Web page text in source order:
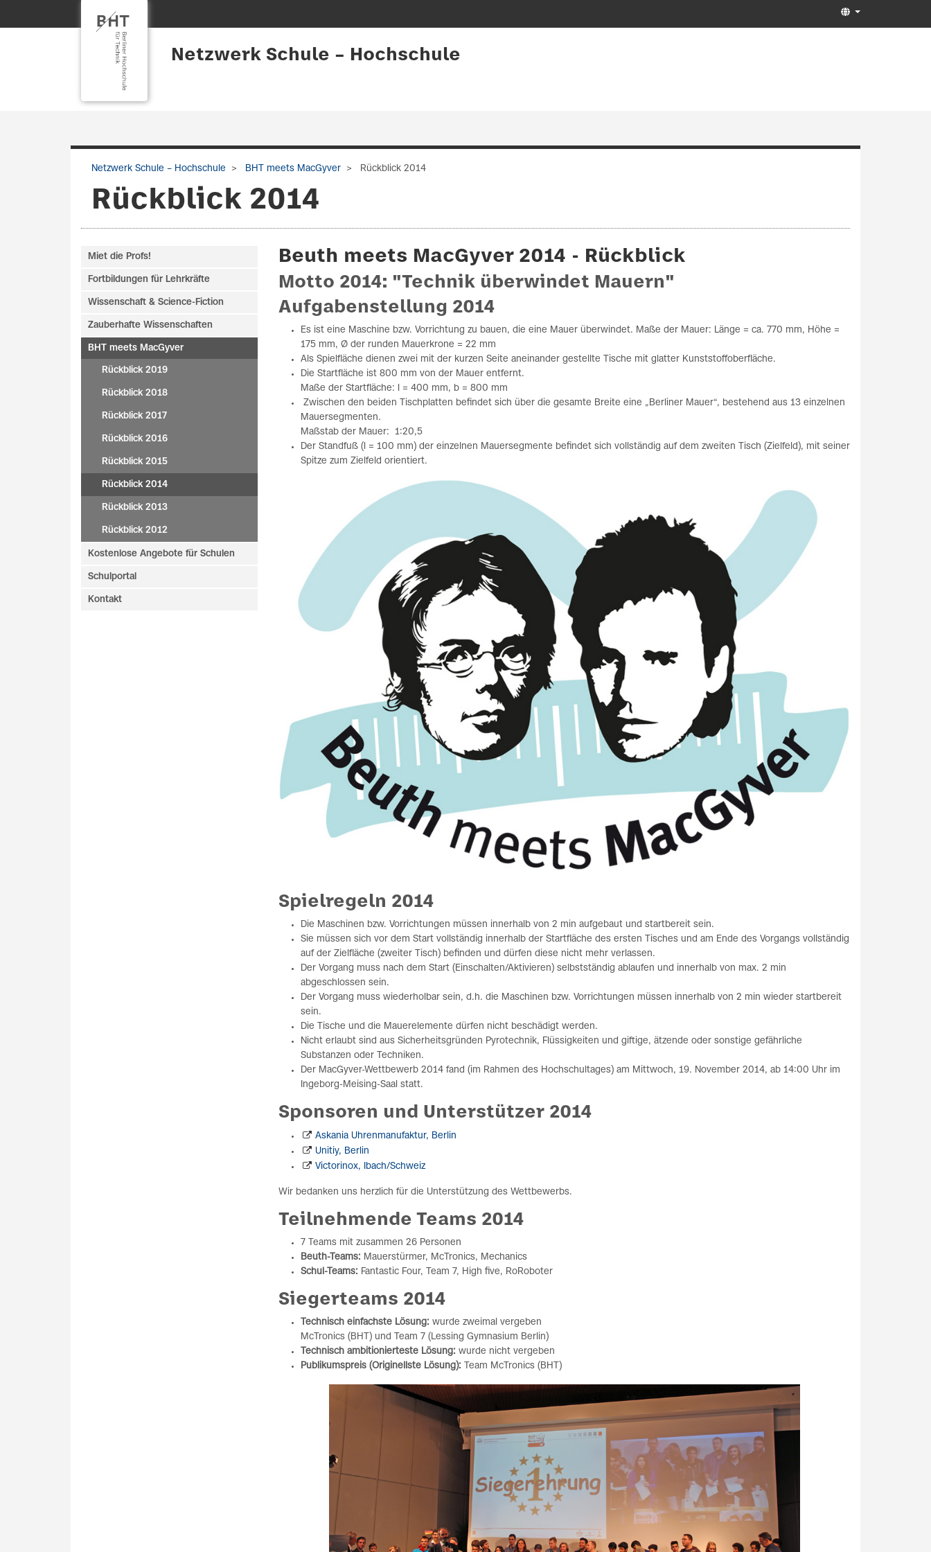
Netzwerk Schule – Hochschule
Netzwerk Schule – Hochschule BHT meets MacGyver Rückblick 2014
Rückblick 2014
Beuth meets MacGyver 2014 - Rückblick
Motto 2014: "Technik überwindet Mauern"
Aufgabenstellung 2014
Es ist eine Maschine bzw. Vorrichtung zu bauen, die eine Mauer überwindet. Maße der Mauer: Länge = ca. 770 mm, Höhe =
175 mm, Ø der runden Mauerkrone = 22 mm
Als Spielfläche dienen zwei mit der kurzen Seite aneinander gestellte Tische mit glatter Kunststoffoberfläche.
Die Startfläche ist 800 mm von der Mauer entfernt.
Maße der Startfläche: l = 400 mm, b = 800 mm
Zwischen den beiden Tischplatten befindet sich über die gesamte Breite eine „Berliner Mauer“, bestehend aus 13 einzelnen
Mauersegmenten.
Maßstab der Mauer: 1:20,5
Der Standfuß (l = 100 mm) der einzelnen Mauersegmente befindet sich vollständig auf dem zweiten Tisch (Zielfeld), mit seiner
Spitze zum Zielfeld orientiert.
Spielregeln 2014
Die Maschinen bzw. Vorrichtungen müssen innerhalb von 2 min aufgebaut und startbereit sein.
Sie müssen sich vor dem Start vollständig innerhalb der Startfläche des ersten Tisches und am Ende des Vorgangs vollständig
auf der Zielfläche (zweiter Tisch) befinden und dürfen diese nicht mehr verlassen.
Der Vorgang muss nach dem Start (Einschalten/Aktivieren) selbstständig ablaufen und innerhalb von max. 2 min
abgeschlossen sein.
Der Vorgang muss wiederholbar sein, d.h. die Maschinen bzw. Vorrichtungen müssen innerhalb von 2 min wieder startbereit
sein.
Die Tische und die Mauerelemente dürfen nicht beschädigt werden.
Nicht erlaubt sind aus Sicherheitsgründen Pyrotechnik, Flüssigkeiten und giftige, ätzende oder sonstige gefährliche
Substanzen oder Techniken.
Der MacGyver-Wettbewerb 2014 fand (im Rahmen des Hochschultages) am Mittwoch, 19. November 2014, ab 14:00 Uhr im
Ingeborg-Meising-Saal statt.
Sponsoren und Unterstützer 2014
Askania Uhrenmanufaktur, Berlin
Unitiy, Berlin
Victorinox, Ibach/Schweiz
Wir bedanken uns herzlich für die Unterstützung des Wettbewerbs.
Teilnehmende Teams 2014
7 Teams mit zusammen 26 Personen
Beuth-Teams: Mauerstürmer, McTronics, Mechanics
Schul-Teams: Fantastic Four, Team 7, High five, RoRoboter
Siegerteams 2014
Technisch einfachste Lösung: wurde zweimal vergeben
McTronics (BHT) und Team 7 (Lessing Gymnasium Berlin)
Technisch ambitionierteste Lösung: wurde nicht vergeben
Publikumspreis (Originellste Lösung): Team McTronics (BHT)
Miet die Profs!
Fortbildungen für Lehrkräfte
Wissenschaft & Science-Fiction
Zauberhafte Wissenschaften
BHT meets MacGyver
Rückblick 2019
Rückblick 2018
Rückblick 2017
Rückblick 2016
Rückblick 2015
Rückblick 2014
Rückblick 2013
Rückblick 2012
Kostenlose Angebote für Schulen
Schulportal
Kontakt